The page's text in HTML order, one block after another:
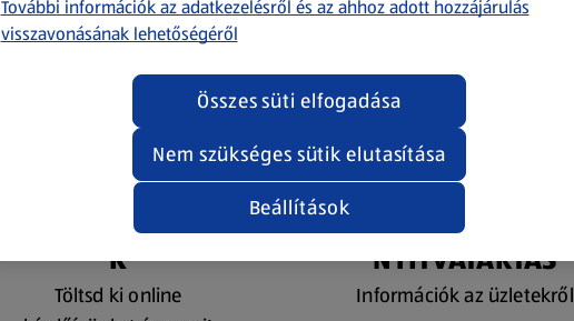
NYEREMÉNYJÁTÉ
K
Töltsd ki online
ÜZLETKERESŐ ÉS
NYITVATARTÁS
Információk az üzletekről
További információk az adatkezelésről és az ahhoz adott hozzájárulás
visszavonásának lehetőségéről
Beállítások
Nem szükséges sütik elutasítása
Összes süti elfogadása